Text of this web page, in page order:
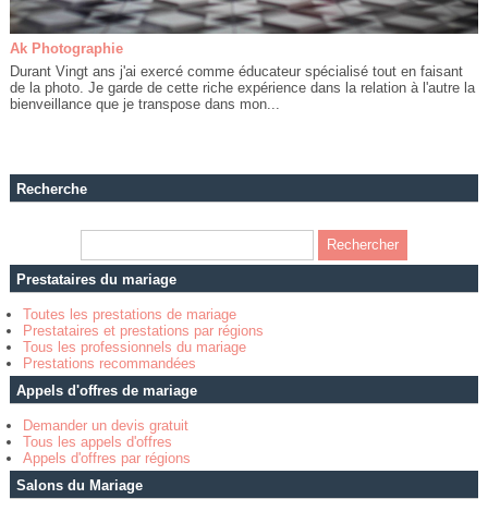
Ak Photographie
Durant Vingt ans j'ai exercé comme éducateur spécialisé tout en faisant
de la photo. Je garde de cette riche expérience dans la relation à l'autre la
bienveillance que je transpose dans mon...
Recherche
Prestataires du mariage
Toutes les prestations de mariage
Prestataires et prestations par régions
Tous les professionnels du mariage
Prestations recommandées
Appels d'offres de mariage
Demander un devis gratuit
Tous les appels d'offres
Appels d'offres par régions
Salons du Mariage